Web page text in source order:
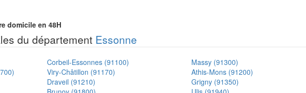
domicile en 48H
du département Essonne
Corbeil-Essonnes (91100) Massy (91300)
Viry-Châtillon (91170) Athis-Mons (91200)
Draveil (91210) Grigny (91350)